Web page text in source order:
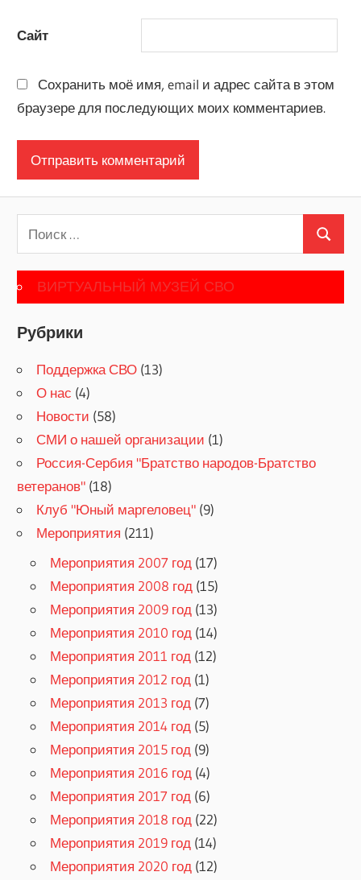
Сайт
Сохранить моё имя, email и адрес сайта в этом
браузере для последующих моих комментариев.
Поиск
для:
Поиск
ВИРТУАЛЬНЫЙ МУЗЕЙ СВО
Рубрики
Поддержка СВО (13)
О нас (4)
Новости (58)
СМИ о нашей организации (1)
Россия-Сербия "Братство народов-Братство
ветеранов" (18)
Клуб "Юный маргеловец" (9)
Мероприятия (211)
Мероприятия 2007 год (17)
Мероприятия 2008 год (15)
Мероприятия 2009 год (13)
Мероприятия 2010 год (14)
Мероприятия 2011 год (12)
Мероприятия 2012 год (1)
Мероприятия 2013 год (7)
Мероприятия 2014 год (5)
Мероприятия 2015 год (9)
Мероприятия 2016 год (4)
Мероприятия 2017 год (6)
Мероприятия 2018 год (22)
Мероприятия 2019 год (14)
Мероприятия 2020 год (12)